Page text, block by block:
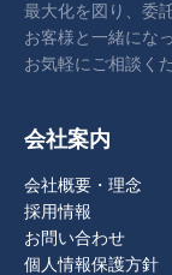
最大化を図り、委
お客様と一緒にな
お気軽にご相談く
会社案内
会社概要・理念
採用情報
お問い合わせ
個人情報保護方針